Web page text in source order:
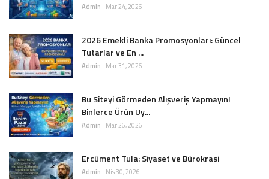
Admin Mar 24, 2026
2026 Emekli Banka Promosyonları: Güncel
Tutarlar ve En ...
Admin Mar 31, 2026
Bu Siteyi Görmeden Alışveriş Yapmayın!
Binlerce Ürün Uy...
Admin Mar 26, 2026
Ercüment Tula: Siyaset ve Bürokrasi
Admin Nis 30, 2026